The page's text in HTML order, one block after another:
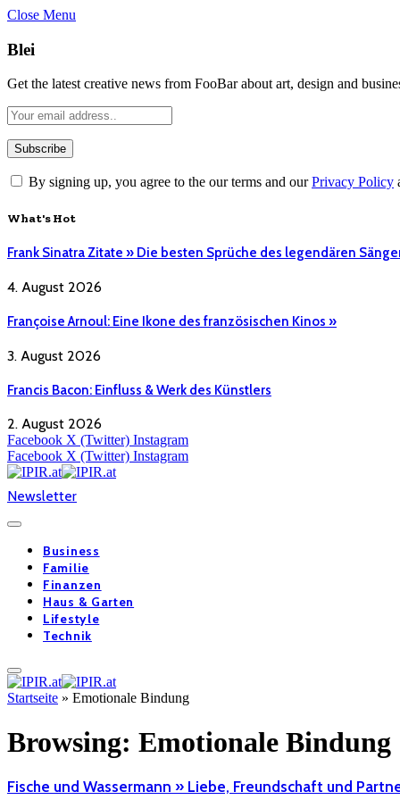
Close Menu
Blei
Get the latest creative news from FooBar about art, design and
By signing up, you agree to the our terms and ourPrivacy Policy
What's Hot
Frank Sinatra Zitate » Die besten Sprüche des legendären
4. August 2026
Françoise Arnoul: Eine Ikone des französischen Kinos »
3. August 2026
Francis Bacon: Einfluss & Werk des Künstlers
2. August 2026
Facebook X (Twitter) Instagram
Facebook X (Twitter) Instagram
Newsletter
Business
Familie
Finanzen
Haus & Garten
Lifestyle
Technik
Startseite » Emotionale Bindung
Browsing: Emotionale Bindung
Fische und Wassermann » Liebe, Freundschaft und